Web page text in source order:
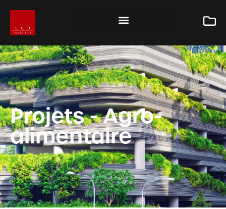
Projets - Agro-
alimentaire